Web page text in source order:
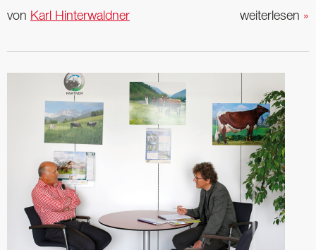
weiterlesen »
von Karl Hinterwaldner